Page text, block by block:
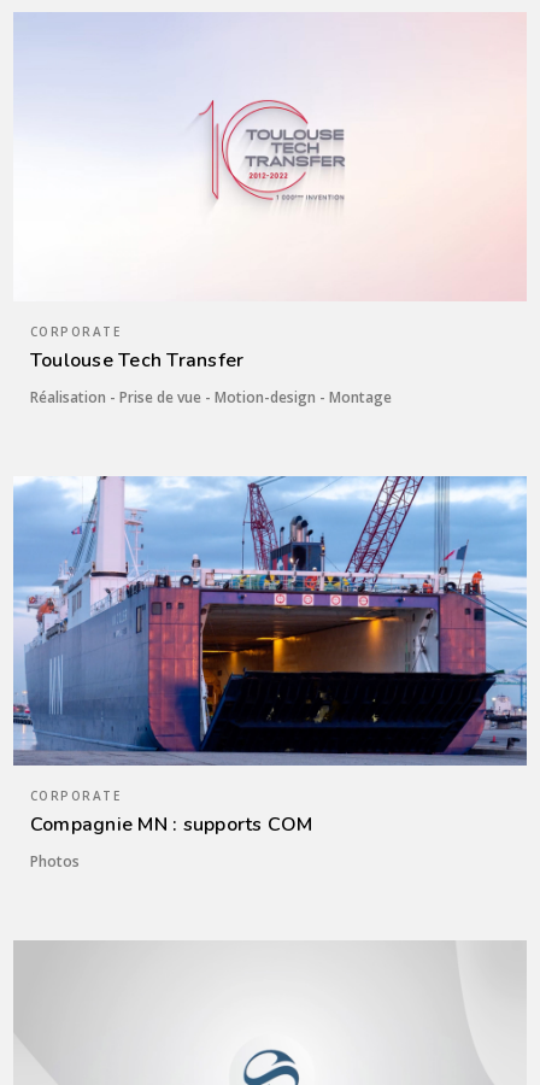
CORPORATE
Toulouse Tech Transfer
Réalisation - Prise de vue - Motion-design - Montage
CORPORATE
Compagnie MN : supports COM
Photos